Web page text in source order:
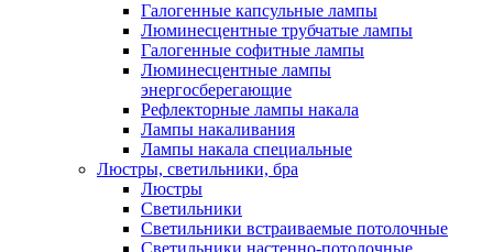
Галогенные капсульные лампы
Люминесцентные трубчатые лампы
Галогенные софитные лампы
Люминесцентные лампы
энергосберегающие
Рефлекторные лампы накала
Лампы накаливания
Лампы накала специальные
Люстры, светильники, бра
Люстры
Светильники
Светильники встраиваемые потолочные
Светильники настенно-потолочные